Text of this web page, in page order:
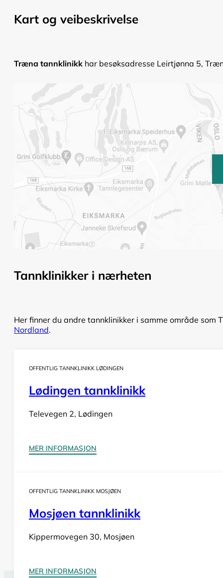
Kart og veibeskrivelse
Træna tannklinikk har besøksadresse Leirtjønna 5,
Tannklinikker i nærheten
Her finner du andre tannklinikker i samme område
Nordland.
OFFENTLIG TANNKLINIKK LØDINGEN
Lødingen tannklinikk
Televegen 2, Lødingen
MER INFORMASJON
OFFENTLIG TANNKLINIKK MOSJØEN
Mosjøen tannklinikk
Kippermovegen 30, Mosjøen
MER INFORMASJON